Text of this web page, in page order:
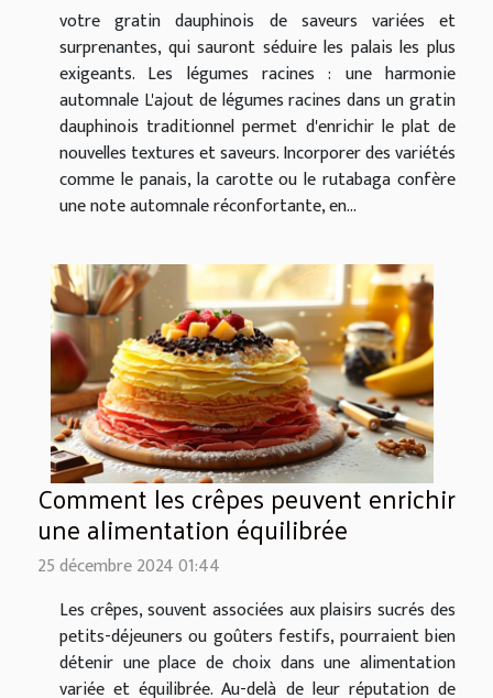
votre gratin dauphinois de saveurs variées et
surprenantes, qui sauront séduire les palais les plus
exigeants. Les légumes racines : une harmonie
automnale L'ajout de légumes racines dans un gratin
dauphinois traditionnel permet d'enrichir le plat de
nouvelles textures et saveurs. Incorporer des variétés
comme le panais, la carotte ou le rutabaga confère
une note automnale réconfortante, en...
Comment les crêpes peuvent enrichir
une alimentation équilibrée
25 décembre 2024 01:44
Les crêpes, souvent associées aux plaisirs sucrés des
petits-déjeuners ou goûters festifs, pourraient bien
détenir une place de choix dans une alimentation
variée et équilibrée. Au-delà de leur réputation de